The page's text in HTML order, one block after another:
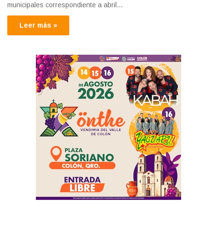
municipales correspondiente a abril…
Leer más »